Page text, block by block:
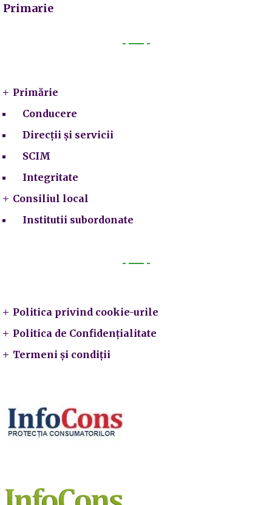
Primarie
Primărie
Conducere
Direcții și servicii
SCIM
Integritate
Consiliul local
Institutii subordonate
Politica privind cookie-urile
Politica de Confidențialitate
Termeni și condiții